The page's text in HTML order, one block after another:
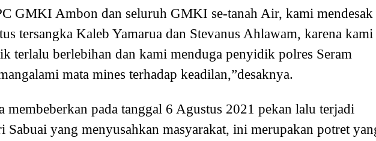
GMKI Ambon dan seluruh GMKI se-tanah Air, kami mendesak
tersangka Kaleb Yamarua dan Stevanus Ahlawam, karena kami
terlalu berlebihan dan kami menduga penyidik polres Seram
mata mines terhadap keadilan,”desaknya.
membeberkan pada tanggal 6 Agustus 2021 pekan lalu terjadi
Sabuai yang menyusahkan masyarakat, ini merupakan potret